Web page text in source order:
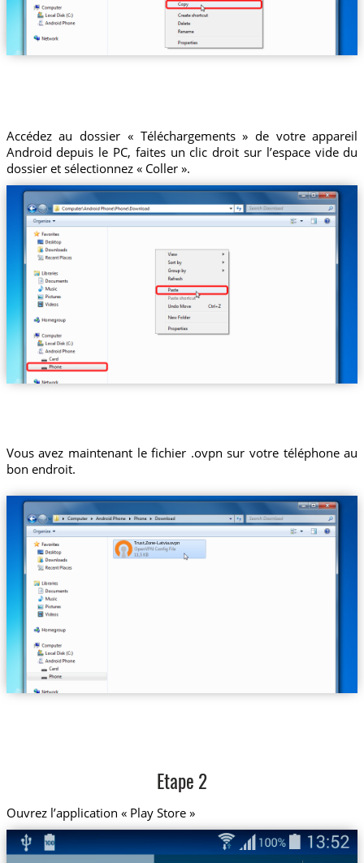
Accédez au dossier « Téléchargements » de votre appareil
Android depuis le PC, faites un clic droit sur l’espace vide du
dossier et sélectionnez « Coller ».
Vous avez maintenant le fichier .ovpn sur votre téléphone au
bon endroit.
Trust.Zone-Latvia.ovpn
Etape 2
Ouvrez l’application « Play Store »